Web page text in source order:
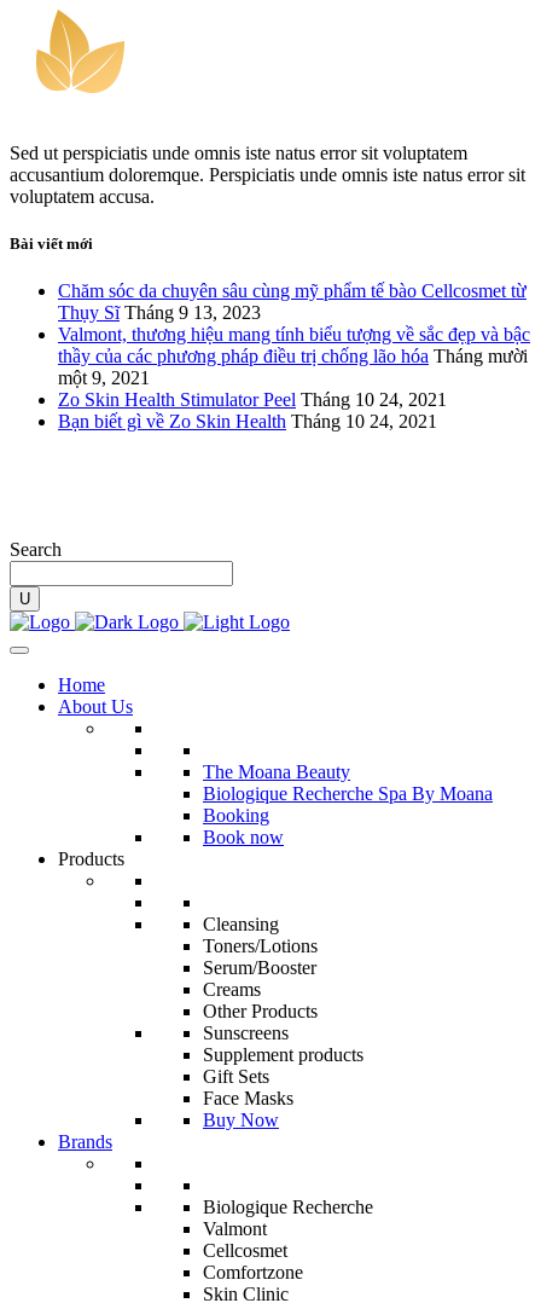
Sed ut perspiciatis unde omnis iste natus error sit voluptatem
accusantium doloremque. Perspiciatis unde omnis iste natus error sit
voluptatem accusa.
Bài viết mới
Chăm sóc da chuyên sâu cùng mỹ phẩm tế bào Cellcosmet từ
Thụy Sĩ Tháng 9 13, 2023
Valmont, thương hiệu mang tính biểu tượng về sắc đẹp và bậc
thầy của các phương pháp điều trị chống lão hóa Tháng mười
một 9, 2021
Zo Skin Health Stimulator Peel Tháng 10 24, 2021
Bạn biết gì về Zo Skin Health Tháng 10 24, 2021
Search
Home
About Us
The Moana Beauty
Biologique Recherche Spa By Moana
Booking
Book now
Products
Cleansing
Toners/Lotions
Serum/Booster
Creams
Other Products
Sunscreens
Supplement products
Gift Sets
Face Masks
Buy Now
Brands
Biologique Recherche
Valmont
Cellcosmet
Comfortzone
Skin Clinic